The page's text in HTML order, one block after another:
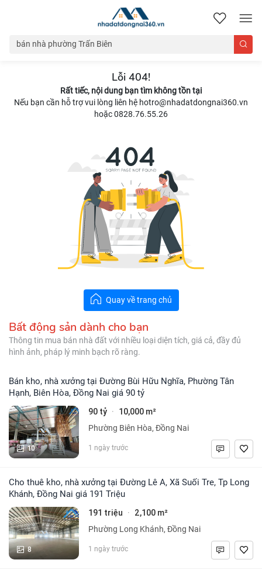
nhadatdongnai360.vn
Lỗi 404!
Rất tiếc, nội dung bạn tìm không tồn tại
Nếu bạn cần hỗ trợ vui lòng liên hệ hotro@nhadatdongnai360.vn
hoặc 0828.76.55.26
Quay về trang chủ
Bất động sản dành cho bạn
Thông tin mua bán nhà đất với nhiều loại diện tích, giá cả, đầy đủ
hình ảnh, pháp lý minh bạch rõ ràng.
Bán kho, nhà xưởng tại Đường Bùi Hữu Nghĩa, Phường Tân
Hạnh, Biên Hòa, Đồng Nai giá 90 tỷ
10
90 tỷ · 10,000 m²
Phường Biên Hòa, Đồng Nai
1 ngày trước
Cho thuê kho, nhà xưởng tại Đường Lê A, Xã Suối Tre, Tp Long
Khánh, Đồng Nai giá 191 Triệu
8
191 triệu · 2,100 m²
Phường Long Khánh, Đồng Nai
1 ngày trước